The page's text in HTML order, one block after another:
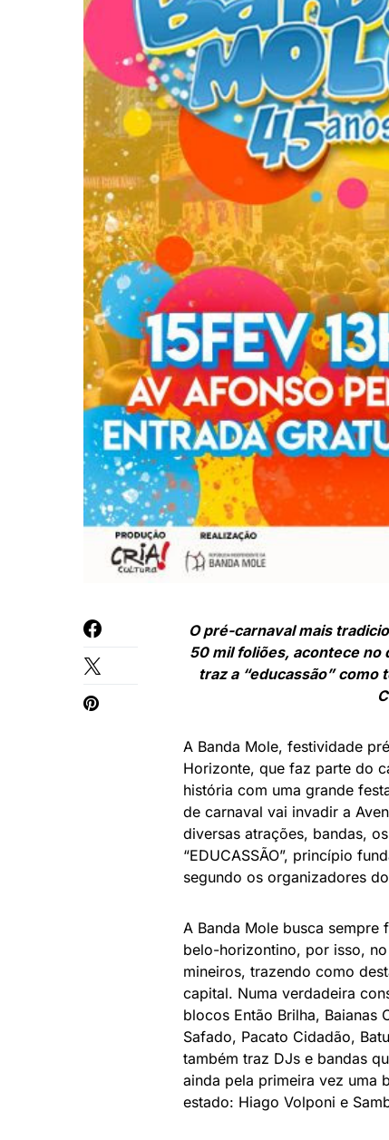
O pré-carnaval mais
50 mil foliões, acontece no
traz a “educassão” como
A Banda Mole, festividade
Horizonte, que faz parte do
história com uma grande
de carnaval vai invadir a
diversas atrações, bandas,
“EDUCASSÃO”, princípio
segundo os organizadores
A Banda Mole busca
belo-horizontino, por isso,
mineiros, trazendo como
capital. Numa verdadeira
blocos Então Brilha, Baianas
Safado, Pacato Cidadão,
também traz DJs e bandas
ainda pela primeira vez uma
estado: Hiago Volponi e